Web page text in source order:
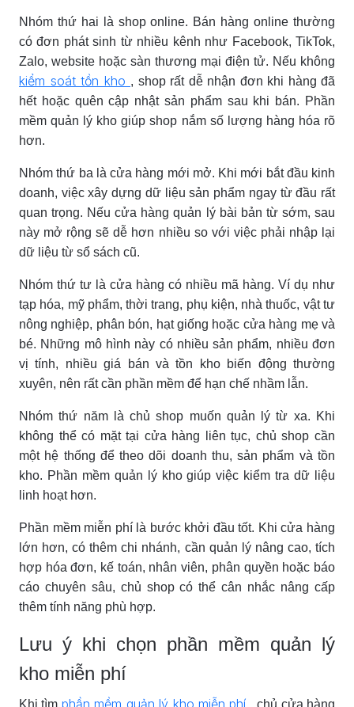
Nhóm thứ hai là shop online. Bán hàng online thường
có đơn phát sinh từ nhiều kênh như Facebook, TikTok,
Zalo, website hoặc sàn thương mại điện tử. Nếu không
kiểm soát tồn kho , shop rất dễ nhận đơn khi hàng đã
hết hoặc quên cập nhật sản phẩm sau khi bán. Phần
mềm quản lý kho giúp shop nắm số lượng hàng hóa rõ
hơn.
Nhóm thứ ba là cửa hàng mới mở. Khi mới bắt đầu kinh
doanh, việc xây dựng dữ liệu sản phẩm ngay từ đầu rất
quan trọng. Nếu cửa hàng quản lý bài bản từ sớm, sau
này mở rộng sẽ dễ hơn nhiều so với việc phải nhập lại
dữ liệu từ sổ sách cũ.
Nhóm thứ tư là cửa hàng có nhiều mã hàng. Ví dụ như
tạp hóa, mỹ phẩm, thời trang, phụ kiện, nhà thuốc, vật tư
nông nghiệp, phân bón, hạt giống hoặc cửa hàng mẹ và
bé. Những mô hình này có nhiều sản phẩm, nhiều đơn
vị tính, nhiều giá bán và tồn kho biến động thường
xuyên, nên rất cần phần mềm để hạn chế nhầm lẫn.
Nhóm thứ năm là chủ shop muốn quản lý từ xa. Khi
không thể có mặt tại cửa hàng liên tục, chủ shop cần
một hệ thống để theo dõi doanh thu, sản phẩm và tồn
kho. Phần mềm quản lý kho giúp việc kiểm tra dữ liệu
linh hoạt hơn.
Phần mềm miễn phí là bước khởi đầu tốt. Khi cửa hàng
lớn hơn, có thêm chi nhánh, cần quản lý nâng cao, tích
hợp hóa đơn, kế toán, nhân viên, phân quyền hoặc báo
cáo chuyên sâu, chủ shop có thể cân nhắc nâng cấp
thêm tính năng phù hợp.
Lưu ý khi chọn phần mềm quản lý
kho miễn phí
Khi tìm phần mềm quản lý kho miễn phí , chủ cửa hàng